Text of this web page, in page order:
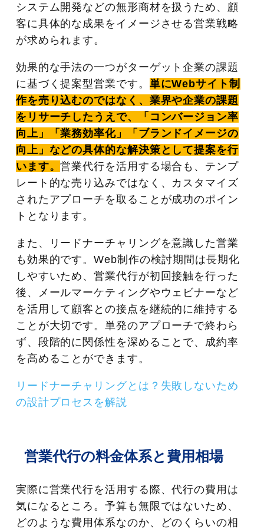
システム開発などの無形商材を扱うため、顧
客に具体的な成果をイメージさせる営業戦略
が求められます。
効果的な手法の一つがターゲット企業の課題
に基づく提案型営業です。 単にWebサイト制
作を売り込むのではなく、業界や企業の課題
をリサーチしたうえで、「コンバージョン率
向上」「業務効率化」「ブランドイメージの
向上」などの具体的な解決策として提案を行
います。営業代行を活用する場合も、テンプ
レート的な売り込みではなく、カスタマイズ
されたアプローチを取ることが成功のポイン
トとなります。
また、リードナーチャリングを意識した営業
も効果的です。Web制作の検討期間は長期化
しやすいため、営業代行が初回接触を行った
後、メールマーケティングやウェビナーなど
を活用して顧客との接点を継続的に維持する
ことが大切です。単発のアプローチで終わら
ず、段階的に関係性を深めることで、成約率
を高めることができます。
リードナーチャリングとは？失敗しないため
の設計プロセスを解説
営業代行の料金体系と費用相場
実際に営業代行を活用する際、代行の費用は
気になるところ。予算も無限ではないため、
どのような費用体系なのか、どのくらいの相